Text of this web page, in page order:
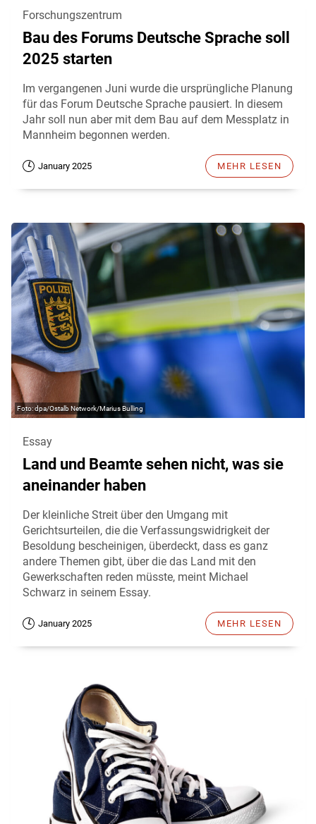
Forschungszentrum
Bau des Forums Deutsche Sprache soll
2025 starten
Im vergangenen Juni wurde die ursprüngliche Planung
für das Forum Deutsche Sprache pausiert. In diesem
Jahr soll nun aber mit dem Bau auf dem Messplatz in
Mannheim begonnen werden.
January 2025 MEHR LESEN
dpa/Ostalb Network/Marius Bulling
Essay
Land und Beamte sehen nicht, was sie
aneinander haben
Der kleinliche Streit über den Umgang mit
Gerichtsurteilen, die die Verfassungswidrigkeit der
Besoldung bescheinigen, überdeckt, dass es ganz
andere Themen gibt, über die das Land mit den
Gewerkschaften reden müsste, meint Michael
Schwarz in seinem Essay.
January 2025 MEHR LESEN